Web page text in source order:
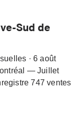
Sud de
· 6 août
— Juillet
747 ventes